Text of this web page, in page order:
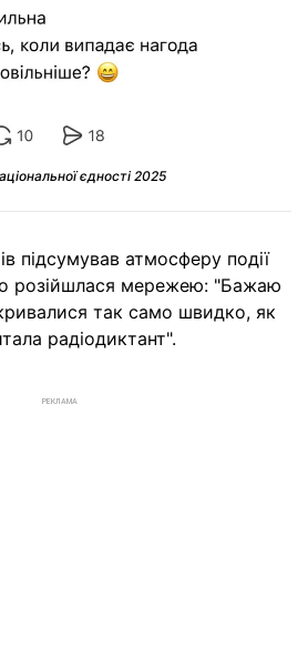
єдності 2025
підсумував атмосферу події
розійшлася мережею: "Бажаю
так само швидко, як
радіодиктант".
РЕКЛАМА